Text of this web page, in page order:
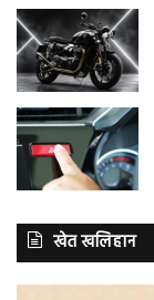
खेत खलिहान